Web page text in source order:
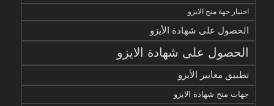
اختيار جهة منح الايزو
الحصول على شهادة الأيزو
الحصول على شهادة الايزو
تطبيق معايير الأيزو
جهات منح شهادة الايزو